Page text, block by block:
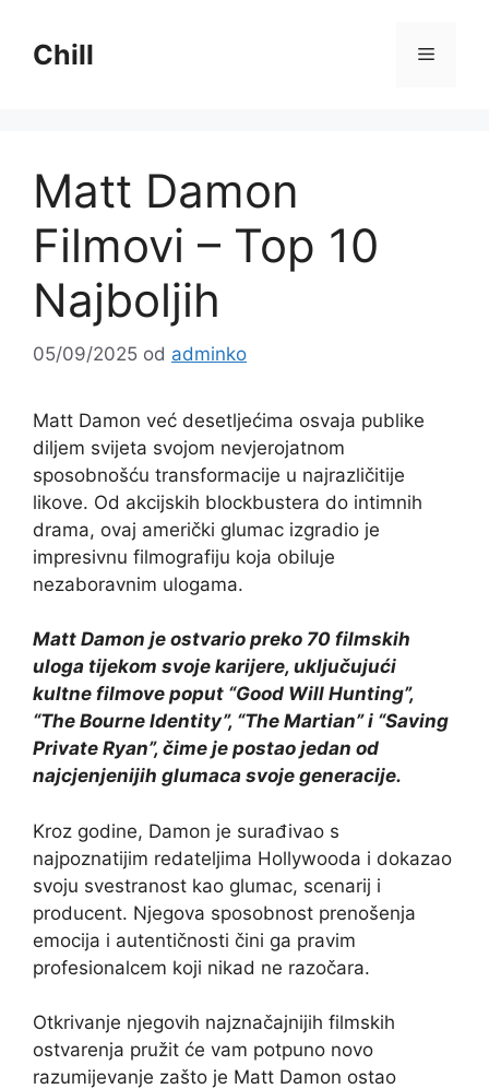
sadržajChill
Matt Damon
Filmovi – Top 10
Najboljih
05/09/2025 od adminko
Matt Damon već desetljećima osvaja publike
diljem svijeta svojom nevjerojatnom
sposobnošću transformacije u najrazličitije
likove. Od akcijskih blockbustera do intimnih
drama, ovaj američki glumac izgradio je
impresivnu filmografiju koja obiluje
nezaboravnim ulogama.
Matt Damon je ostvario preko 70 filmskih
uloga tijekom svoje karijere, uključujući
kultne filmove poput “Good Will Hunting”,
“The Bourne Identity”, “The Martian” i “Saving
Private Ryan”, čime je postao jedan od
najcjenjenijih glumaca svoje generacije.
Kroz godine, Damon je surađivao s
najpoznatijim redateljima Hollywooda i dokazao
svoju svestranost kao glumac, scenarij i
producent. Njegova sposobnost prenošenja
emocija i autentičnosti čini ga pravim
profesionalcem koji nikad ne razočara.
Otkrivanje njegovih najznačajnijih filmskih
ostvarenja pružit će vam potpuno novo
razumijevanje zašto je Matt Damon ostao